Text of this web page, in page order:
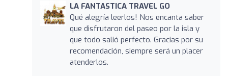
LA FANTASTICA TRAVEL GO
Qué alegría leerlos! Nos encanta saber
que disfrutaron del paseo por la isla y
que todo salió perfecto. Gracias por su
recomendación, siempre será un placer
atenderlos.